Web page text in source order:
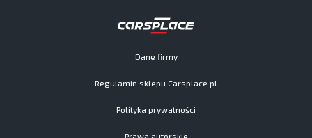
Dane firmy
Regulamin sklepu Carsplace.pl
Polityka prywatności